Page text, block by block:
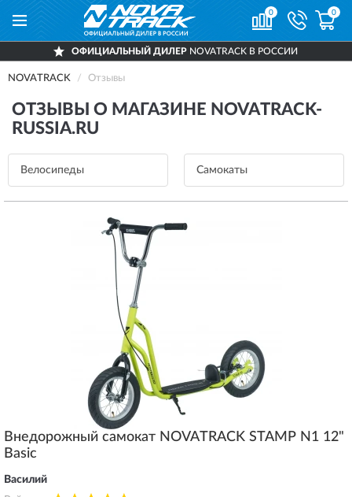
0 0
ОФИЦИАЛЬНЫЙ ДИЛЕРNOVATRACK В РОССИИ
NOVATRACK Отзывы
ОТЗЫВЫ О МАГАЗИНЕ NOVATRACK-
RUSSIA.RU
Велосипеды Самокаты
Внедорожный самокат NOVATRACK STAMP N1 12"
Basic
Василий